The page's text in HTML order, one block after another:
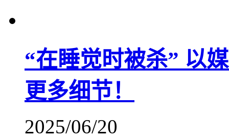
“在睡觉时被杀” 以
更多细节！
2025/06/20